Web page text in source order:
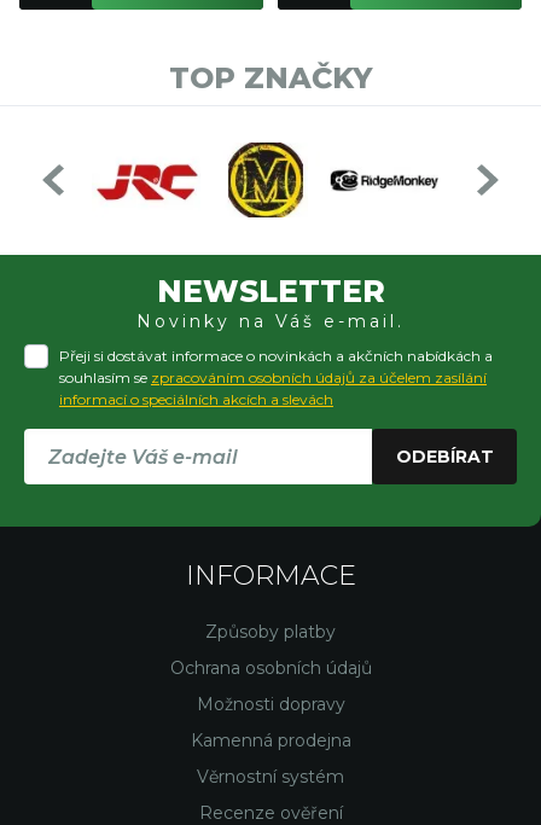
TOP ZNAČKY
NEWSLETTER
Novinky na Váš e-mail.
Přeji si dostávat informace o novinkách a akčních nabídkách a
souhlasím se zpracováním osobních údajů za účelem zasílání
informací o speciálních akcích a slevách
ODEBÍRAT
INFORMACE
Způsoby platby
Ochrana osobních údajů
Možnosti dopravy
Kamenná prodejna
Věrnostní systém
Recenze ověření